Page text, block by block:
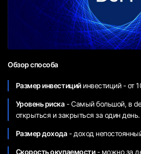
Обзор способа
Размер инвестицийинвестиций - от
Уровень риска- Самый большой, в
открыться и закрыться за один день.
Размер дохода- доход
Скорость окупаемости- можно за